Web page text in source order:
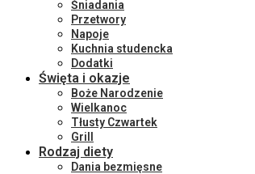
Śniadania
Przetwory
Napoje
Kuchnia studencka
Dodatki
Święta i okazje
Boże Narodzenie
Wielkanoc
Tłusty Czwartek
Grill
Rodzaj diety
Dania bezmięsne